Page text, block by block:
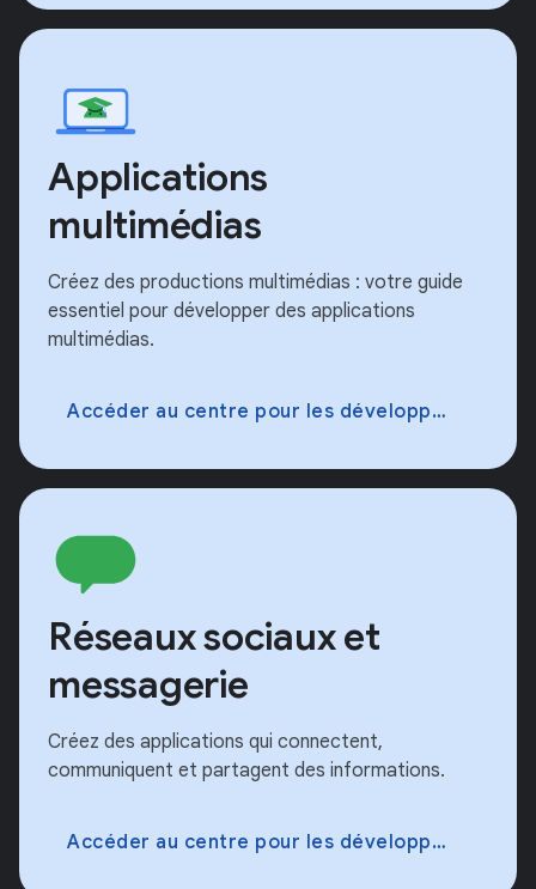
Applications
multimédias
Créez des productions multimédias : votre guide
essentiel pour développer des applications
multimédias.
Accéder au centre pour les développeurs
Réseaux sociaux et
messagerie
Créez des applications qui connectent,
communiquent et partagent des informations.
Accéder au centre pour les développeurs